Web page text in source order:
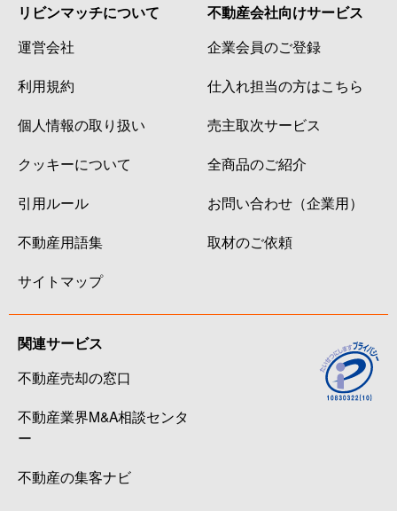
リビンマッチについて
運営会社
利用規約
個人情報の取り扱い
クッキーについて
引用ルール
不動産用語集
サイトマップ
不動産会社向けサービス
企業会員のご登録
仕入れ担当の方はこちら
売主取次サービス
全商品のご紹介
お問い合わせ（企業用）
取材のご依頼
関連サービス
不動産売却の窓口
不動産業界M&A相談センタ
ー
不動産の集客ナビ